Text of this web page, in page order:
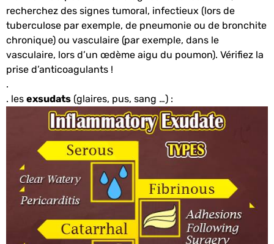
recherchez des signes tumoral, infectieux (lors de
tuberculose par exemple, de pneumonie ou de bronchite
chronique) ou vasculaire (par exemple, dans le
vasculaire, lors d’un œdème aigu du poumon). Vérifiez la
prise d’anticoagulants !
.
. les exsudats (glaires, pus, sang …) :